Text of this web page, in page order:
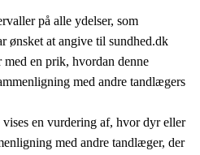
på alle ydelser, som
ønsket at angive til sundhed.dk
en prik, hvordan denne
med andre tandlægers
en vurdering af, hvor dyr eller
med andre tandlæger, der